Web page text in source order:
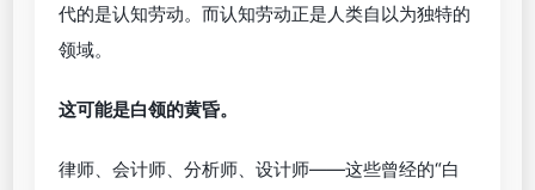
代的是认知劳动。而认知劳动正是人类自以为独特的
领域。
这可能是白领的黄昏。
律师、会计师、分析师、设计师——这些曾经的“白